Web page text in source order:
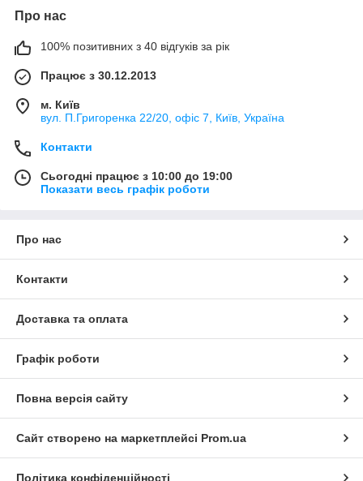
Про нас
100% позитивних з 40 відгуків за рік
Працює з 30.12.2013
м. Київ
вул. П.Григоренка 22/20, офіс 7, Київ, Україна
Контакти
Сьогодні працює з 10:00 до 19:00
Показати весь графік роботи
Про нас
Контакти
Доставка та оплата
Графік роботи
Повна версія сайту
Сайт створено на маркетплейсі Prom.ua
Політика конфіденційності